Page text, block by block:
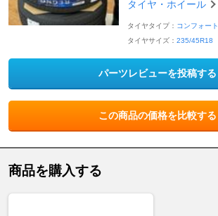
タイヤ・ホイール
タイヤタイプ： コンフォート
タイヤサイズ： 235/45R18
パーツレビューを投稿する
この商品の価格を比較する
商品を購入する